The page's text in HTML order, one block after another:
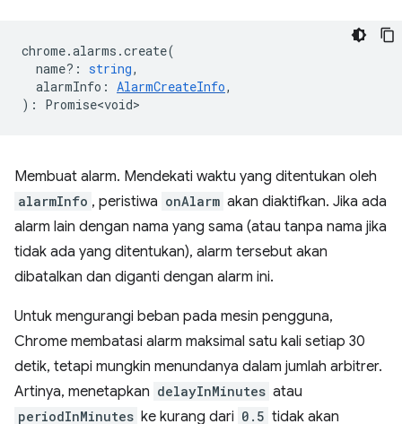
chrome.alarms .create(
name? : string,
alarmInfo : AlarmCreateInfo,
) : Promise<void>
Membuat alarm. Mendekati waktu yang ditentukan oleh
alarmInfo , peristiwa onAlarm akan diaktifkan. Jika ada
alarm lain dengan nama yang sama (atau tanpa nama jika
tidak ada yang ditentukan), alarm tersebut akan
dibatalkan dan diganti dengan alarm ini.
Untuk mengurangi beban pada mesin pengguna,
Chrome membatasi alarm maksimal satu kali setiap 30
detik, tetapi mungkin menundanya dalam jumlah arbitrer.
Artinya, menetapkan delayInMinutes atau
periodInMinutes ke kurang dari 0.5 tidak akan